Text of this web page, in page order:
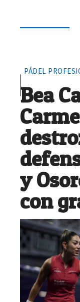
PÁDEL
Bea
y
con